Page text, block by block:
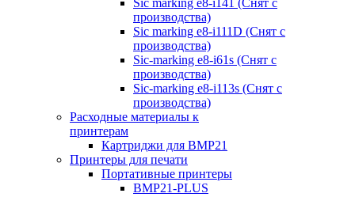
Sic marking e8-i141 (Снят с
производства)
Sic marking e8-i111D (Снят с
производства)
Sic-marking e8-i61s (Снят с
производства)
Sic-marking e8-i113s (Снят с
производства)
Расходные материалы к
принтерам
Картриджи для BMP21
Принтеры для печати
Портативные принтеры
BMP21-PLUS